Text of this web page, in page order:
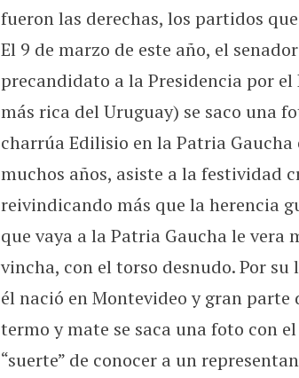
fueron las derechas, los partidos
El 9 de marzo de este año, el
precandidato a la Presidencia por
más rica del Uruguay) se saco una
charrúa Edilisio en la Patria
muchos años, asiste a la festividad
reivindicando más que la herencia
que vaya a la Patria Gaucha le
vincha, con el torso desnudo. Por
él nació en Montevideo y gran parte
termo y mate se saca una foto con
“suerte” de conocer a un